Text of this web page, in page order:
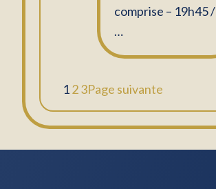
comprise – 19h45 /
…
123Page suivante